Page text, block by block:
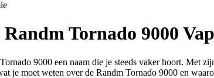
Tornado 9000
9000 een naam die je steeds vaker hoort. Met
je moet weten over de Randm Tornado 9000 en